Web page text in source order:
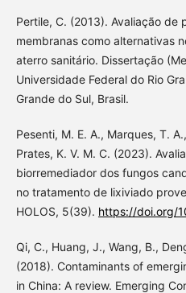
Pertile, C. (2013). Avaliação de
membranas como alternativas
aterro sanitário. Dissertação
Universidade Federal do Rio
Grande do Sul, Brasil.
Pesenti, M. E. A., Marques, T.
Prates, K. V. M. C. (2023).
biorremediador dos fungos
no tratamento de lixiviado
HOLOS, 5(39). https://doi.org/
Qi, C., Huang, J., Wang, B.,
(2018). Contaminants of
in China: A review. Emerging